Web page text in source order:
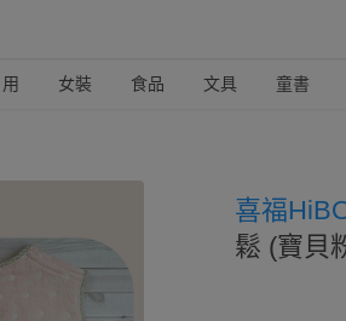
女裝 食品 文具 童書
喜福
鬆 (寶貝